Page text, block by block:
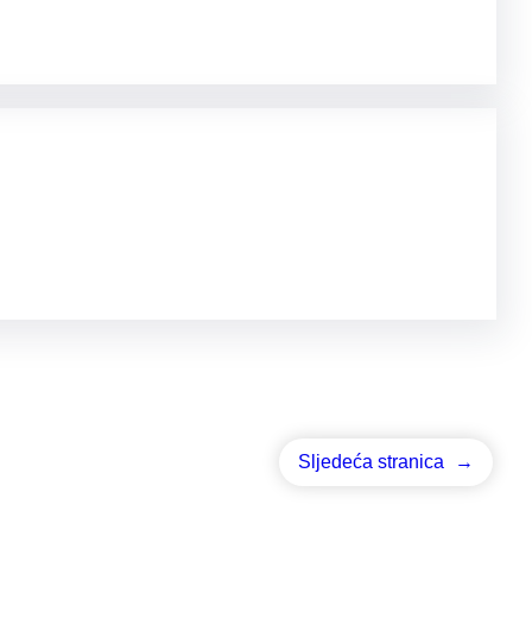
Sljedeća stranica →